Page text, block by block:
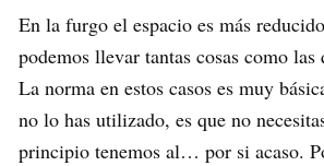
En la furgo el espacio es más
podemos llevar tantas cosas como las
La norma en estos casos es muy
no lo has utilizado, es que no
principio tenemos al… por si acaso.